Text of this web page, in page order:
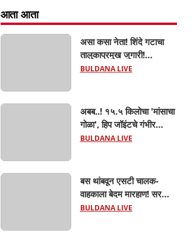
आता आता
असा कसा नेता! शिंदे गटाचा
तालुकाप्रमुख जुगारी!
खामगावात तालुकाप्रमुखांच्या
गेला तालुकाप्रमुख; पण ६
जणांना साडेआठ लाखांच्या
मुद्देमालासह पकडले.....
BULDANA LIVE
अबब..! १५.५ किलोचा 'मांसाचा
गोळा', हिप जॉइंटचे गंभीर
फ्रॅक्चर अन् मृत्यूशी झुंज...
BULDANA LIVE
बस थांबवून एसटी चालक-
वाहकाला बेदम मारहाण! सरकारी
कामात अडथळा; प्रवाशांसमोर
BULDANA LIVE